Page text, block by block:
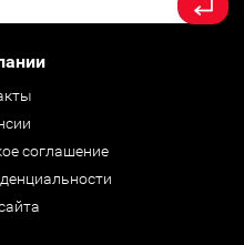
соглашение